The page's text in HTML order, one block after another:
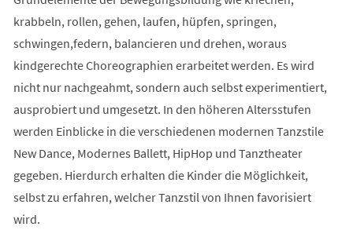
krabbeln, rollen, gehen, laufen, hüpfen, springen,
schwingen,federn, balancieren und drehen, woraus
kindgerechte Choreographien erarbeitet werden. Es wird
nicht nur nachgeahmt, sondern auch selbst experimentiert,
ausprobiert und umgesetzt. In den höheren Altersstufen
werden Einblicke in die verschiedenen modernen Tanzstile
New Dance, Modernes Ballett, HipHop und Tanztheater
gegeben. Hierdurch erhalten die Kinder die Möglichkeit,
selbst zu erfahren, welcher Tanzstil von Ihnen favorisiert
wird.